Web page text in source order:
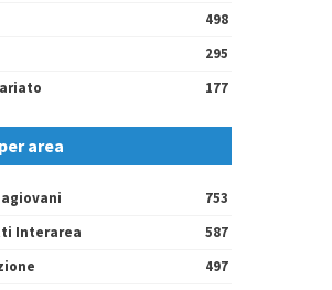
498
295
177
area
753
Interarea
587
497